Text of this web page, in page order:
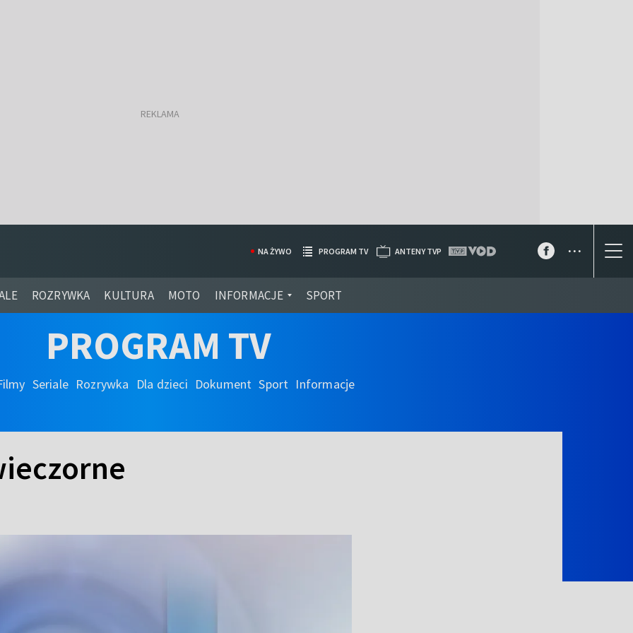
ROZRYWKA KULTURA MOTO INFORMACJE SPORT
NA ŻYWO PROGRAM TV ANTENY TVP ...
PROGRAM TV
Seriale Rozrywka Dla dzieci Dokument Sport Informacje